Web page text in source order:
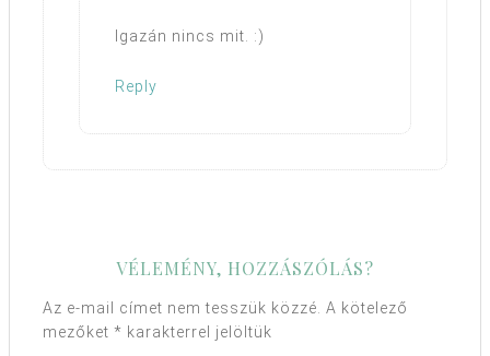
Igazán nincs mit. :)
Reply
VÉLEMÉNY, HOZZÁSZÓLÁS?
Az e-mail címet nem tesszük közzé. A kötelező
mezőket * karakterrel jelöltük